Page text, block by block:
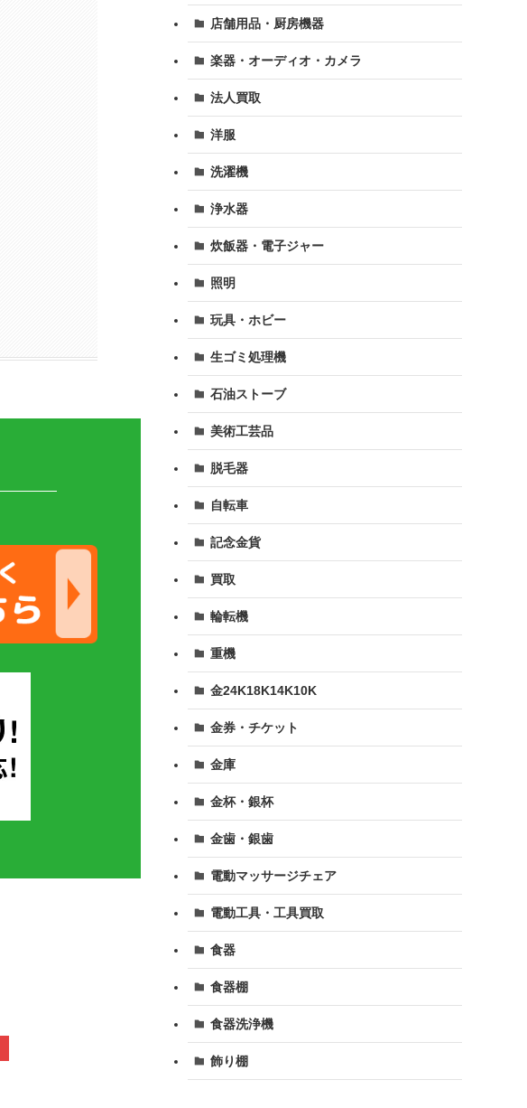
店舗用品・厨房機器
楽器・オーディオ・カメラ
法人買取
洋服
洗濯機
浄水器
炊飯器・電子ジャー
照明
玩具・ホビー
生ゴミ処理機
石油ストーブ
美術工芸品
脱毛器
自転車
記念金貨
買取
輪転機
重機
金24K18K14K10K
金券・チケット
金庫
金杯・銀杯
金歯・銀歯
電動マッサージチェア
電動工具・工具買取
食器
食器棚
食器洗浄機
飾り棚